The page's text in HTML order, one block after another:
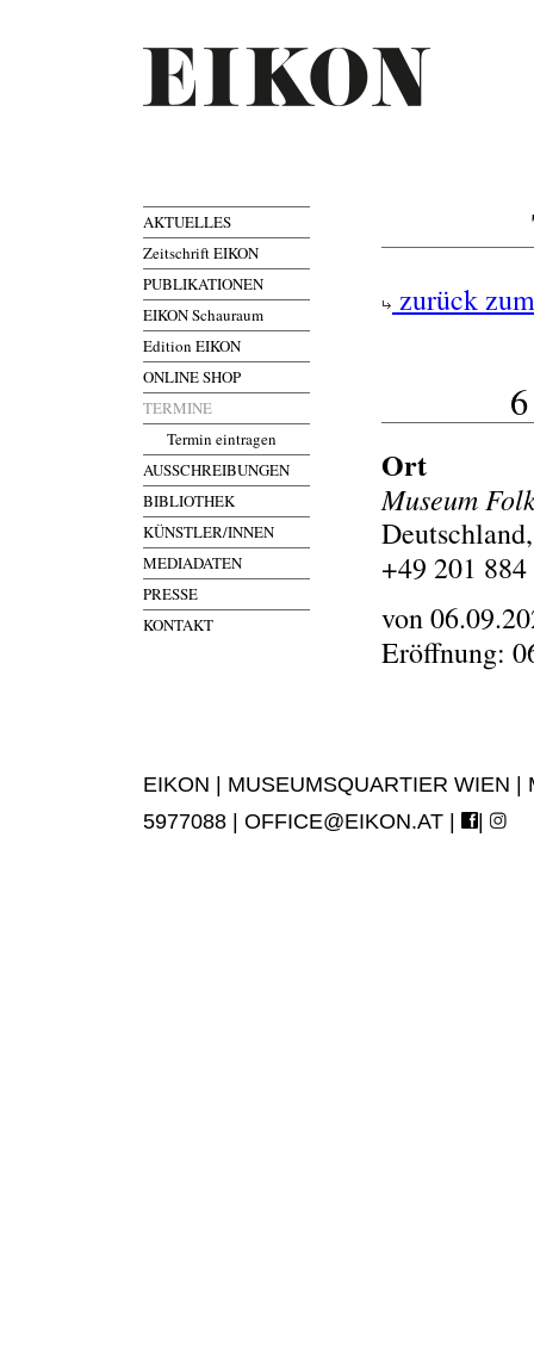
AKTUELLES
Zeitschrift EIKON
PUBLIKATIONEN
EIKON Schauraum
Edition EIKON
ONLINE SHOP
TERMINE
Termin eintragen
AUSSCHREIBUNGEN
BIBLIOTHEK
KÜNSTLER/INNEN
MEDIADATEN
PRESSE
KONTAKT
zurück
Ort
Museum
+49 201
von
Eröffnung:
EIKON | MUSEUMSQUARTIER WIEN
5977088 | OFFICE@EIKON.AT | |